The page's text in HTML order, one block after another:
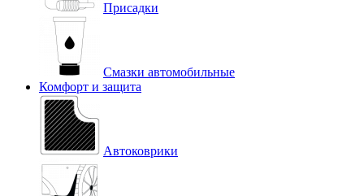
Присадки
Смазки автомобильные
Комфорт и защита
Автоковрики